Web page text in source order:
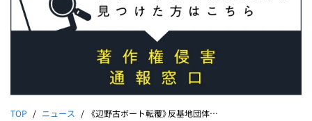
TOP ニュース 《辺野古ボート転覆》反基地団体の創設メンバーは皇太子襲撃犯だった【キャバクラ豪遊、ツケ払いを重ねていた人物も…】